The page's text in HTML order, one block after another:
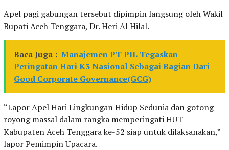
Apel pagi gabungan tersebut dipimpin langsung oleh Wakil
Bupati Aceh Tenggara, Dr. Heri Al Hilal.
Baca Juga : Manajemen PT PIL Tegaskan
Peringatan Hari K3 Nasional Sebagai Bagian Dari
Good Corporate Governance(GCG)
“Lapor Apel Hari Lingkungan Hidup Sedunia dan gotong
royong massal dalam rangka memperingati HUT
Kabupaten Aceh Tenggara ke-52 siap untuk dilaksanakan,”
lapor Pemimpin Upacara.